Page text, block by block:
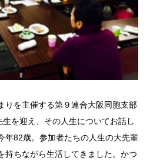
を主催する第９連合大阪同胞支部
を迎え、その人生についてお話し
年82歳。参加者たちの人生の大先輩
持ちながら生活してきました。かつ